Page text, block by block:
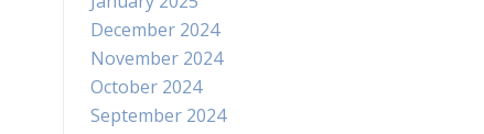
December 2024
November 2024
October 2024
September 2024